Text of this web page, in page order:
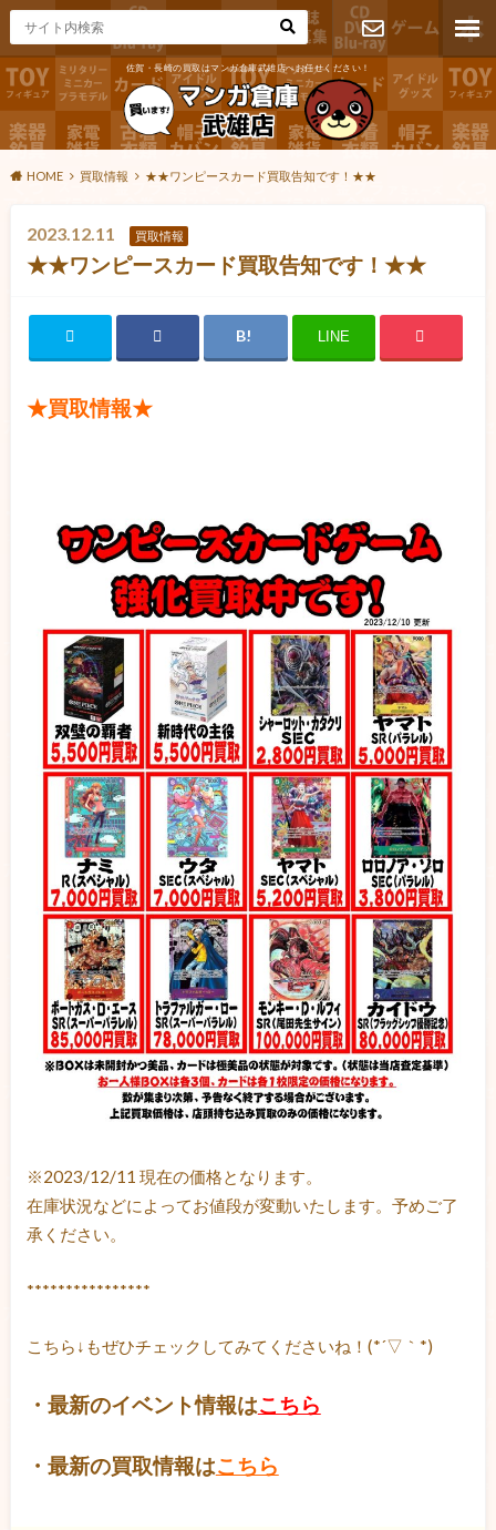
佐賀・長崎の買取はマンガ倉庫武雄店へお任せください！
お問い合わ
せ
HOME 買取情報 ★★ワンピースカード買取告知です！★★
2023.12.11 買取情報
★★ワンピースカード買取告知です！★★
LINE
★買取情報★
※2023/12/11 現在の価格となります。
在庫状況などによってお値段が変動いたします。予めご了
承ください。
****************
こちら↓もぜひチェックしてみてくださいね！(*´▽｀*)
・最新のイベント情報はこちら
・最新の買取情報はこちら